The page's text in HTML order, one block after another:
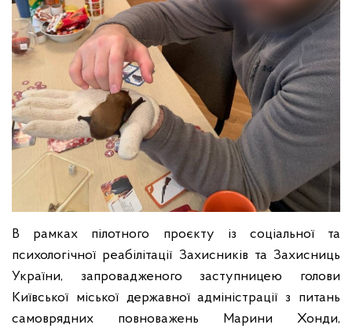
В рамках пілотного проєкту із соціальної та
психологічної реабілітації Захисників та Захисниць
України, запровадженого заступницею голови
Київської міської державної адміністрації з питань
самоврядних повноважень Марини Хонди,